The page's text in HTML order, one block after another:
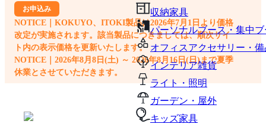
収納家具
パーソナルブース・集中
オフィスアクセサリー・備
インテリア雑貨
ライト・照明
ガーデン・屋外
キッズ家具
お申込み
NOTICE｜KOKUYO、ITOKI製品は2026年7月1日より価格
改定が実施されます。該当製品につきましては、順次サイ
ト内の表示価格を更新いたします。
NOTICE｜2026年8月8日(土) ～ 2026年8月16日(日)まで夏季
休業とさせていただきます。